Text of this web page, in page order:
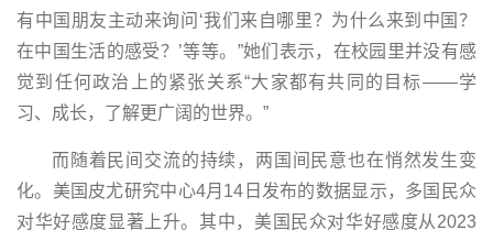
有中国朋友主动来询问‘我们来自哪里？为什么来到中国？
在中国生活的感受？’等等。”她们表示，在校园里并没有感
觉到任何政治上的紧张关系“大家都有共同的目标——学
习、成长，了解更广阔的世界。”
而随着民间交流的持续，两国间民意也在悄然发生变
化。美国皮尤研究中心4月14日发布的数据显示，多国民众
对华好感度显著上升。其中，美国民众对华好感度从2023